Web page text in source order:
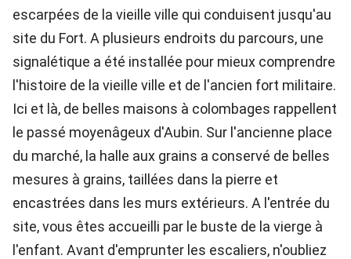
escarpées de la vieille ville qui conduisent jusqu'au
site du Fort. A plusieurs endroits du parcours, une
signalétique a été installée pour mieux comprendre
l'histoire de la vieille ville et de l'ancien fort militaire.
Ici et là, de belles maisons à colombages rappellent
le passé moyenâgeux d'Aubin. Sur l'ancienne place
du marché, la halle aux grains a conservé de belles
mesures à grains, taillées dans la pierre et
encastrées dans les murs extérieurs. A l'entrée du
site, vous êtes accueilli par le buste de la vierge à
l'enfant. Avant d'emprunter les escaliers, n'oubliez